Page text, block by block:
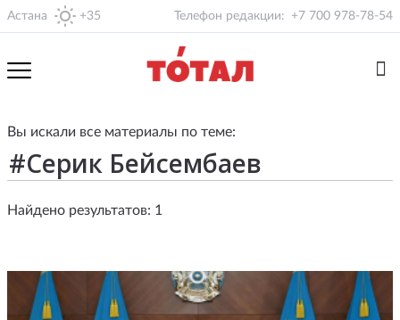
Астана +35 Телефон редакции: +7 700 978-78-54
Вы искали все материалы по теме:
Найдено результатов: 1